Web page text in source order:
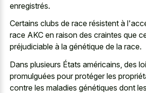
enregistrés.
Certains clubs de race résistent à
race AKC en raison des craintes que
préjudiciable à la génétique de la race.
Dans plusieurs États américains, des
promulguées pour protéger les
contre les maladies génétiques dont